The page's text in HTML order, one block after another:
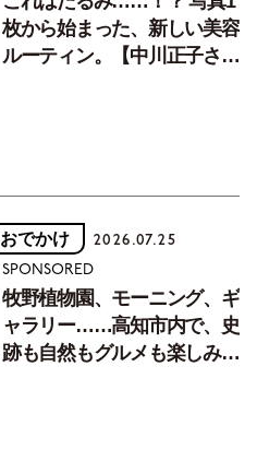
枚から始まった、新しい美容
ルーティン。【中川正子さん
おでかけ 2026.07.25
SPONSORED
牧野植物園、モーニング、ギ
ャラリー……高知市内で、史
跡も自然もグルメも楽しみ尽